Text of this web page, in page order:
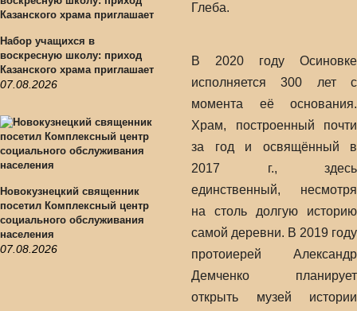
Набор учащихся в
воскресную школу: приход
Казанского храма приглашает
07.08.2026
Новокузнецкий священник
посетил Комплексный центр
социального обслуживания
населения
07.08.2026
Глеба.
В 2020 году Осиновке
исполняется 300 лет с
момента её основания.
Храм, построенный почти
за год и освящённый в
2017 г., здесь
единственный, несмотря
на столь долгую историю
самой деревни. В 2019 году
протоиерей Александр
Демченко планирует
открыть музей истории